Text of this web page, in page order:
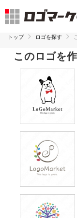
トップ ロゴを探す
このロゴを